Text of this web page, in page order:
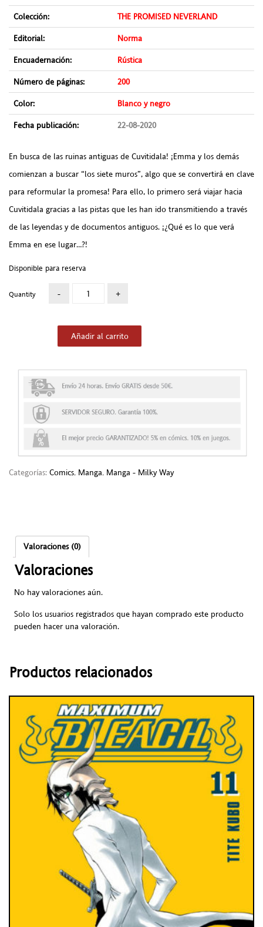
Colección:
THE PROMISED NEVERLAND
Editorial:
Norma
Encuadernación:
Rústica
Número de páginas:
200
Color:
Blanco y negro
Fecha publicación:
22-08-2020
En busca de las ruinas antiguas de Cuvitidala! ¡Emma y los demás
comienzan a buscar “los siete muros”, algo que se convertirá en clave
para reformular la promesa! Para ello, lo primero será viajar hacia
Cuvitidala gracias a las pistas que les han ido transmitiendo a través
de las leyendas y de documentos antiguos. ¡¿Qué es lo que verá
Emma en ese lugar…?!
Disponible para reserva
Quantity
Añadir al carrito
Categorías: Comics, Manga, Manga - Milky Way
Valoraciones (0)
Valoraciones
No hay valoraciones aún.
Solo los usuarios registrados que hayan comprado este producto
pueden hacer una valoración.
Productos relacionados